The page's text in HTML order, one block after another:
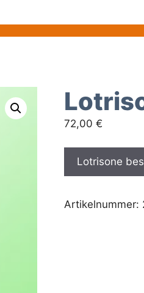
72,00€
Lotrisone
Artikelnummer: